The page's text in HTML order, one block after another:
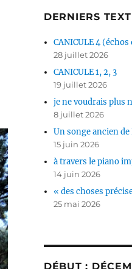
DERNIERS
CANICULE 4 (échos
28 juillet 2026
CANICULE 1, 2, 3
19 juillet 2026
je ne voudrais plus
8 juillet 2026
Un songe ancien
15 juin 2026
à travers le piano
14 juin 2026
« des choses
25 mai 2026
DÉBUT :